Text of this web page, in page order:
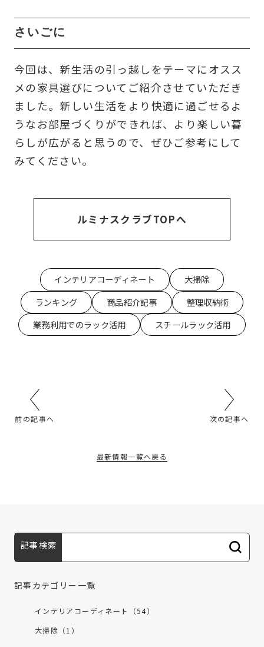
さいごに
今回は、新生活の引っ越しをテーマにオスス
メの家具選びについてご紹介させていただき
ました。新しい生活をより快適に過ごせるよ
うなお部屋づくりができれば、より楽しい暮
らしが広がると思うので、ぜひご参考にして
みてください。
ルミナスクラブTOPへ
インテリアコーディネート
大掃除
ランキング
商品紹介記事
整理収納術
業務利用でのラック活用
スチールラック活用
前の記事へ
最新情報一覧へ戻る
次の記事へ
記事検索
記事カテゴリー一覧
インテリアコーディネート（54）
大掃除（1）